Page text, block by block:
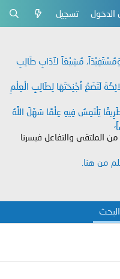
الدخول تسجيل
مُشِيْعَاً لآدَابِ طَالِبِ
لَتَضَعُ أَجْنِحَتَهَا لِطَالِبِ الْعِلْمِ
يَلْتَمِسُ فِيهِ عِلْمًا سَهَّلَ اللَّهُ
من الملتقى والتفاعل فيسرنا
من هنا.